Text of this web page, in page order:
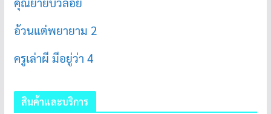
อ้วนแต่พยายาม 2
ครูเล่าผี มีอยู่ว่า 4
สินค้าและบริการ